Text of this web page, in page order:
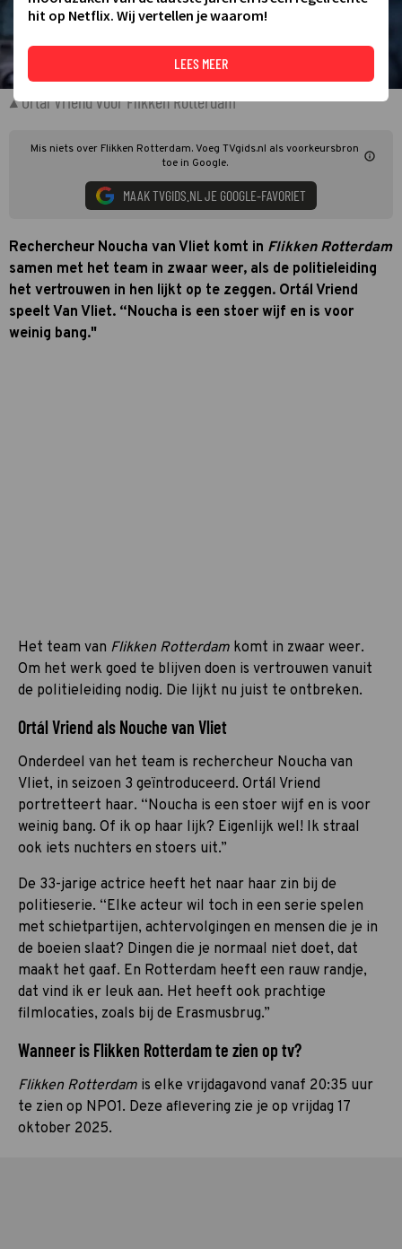
Ortál Vriend voor Flikken Rotterdam
Mis niets over Flikken Rotterdam. Voeg TVgids.nl als voorkeursbron
toe in Google.
MAAK TVGIDS.NL JE GOOGLE-FAVORIET
Rechercheur Noucha van Vliet komt in Flikken Rotterdam
samen met het team in zwaar weer, als de politieleiding
het vertrouwen in hen lijkt op te zeggen. Ortál Vriend
speelt Van Vliet. “Noucha is een stoer wijf en is voor
weinig bang."
Het team van Flikken Rotterdam komt in zwaar weer.
Om het werk goed te blijven doen is vertrouwen vanuit
de politieleiding nodig. Die lijkt nu juist te ontbreken.
Ortál Vriend als Nouche van Vliet
Onderdeel van het team is rechercheur Noucha van
Vliet, in seizoen 3 geïntroduceerd. Ortál Vriend
portretteert haar. “Noucha is een stoer wijf en is voor
weinig bang. Of ik op haar lijk? Eigenlijk wel! Ik straal
ook iets nuchters en stoers uit.”
De 33-jarige actrice heeft het naar haar zin bij de
politieserie. “Elke acteur wil toch in een serie spelen
met schietpartijen, achtervolgingen en mensen die je in
de boeien slaat? Dingen die je normaal niet doet, dat
maakt het gaaf. En Rotterdam heeft een rauw randje,
dat vind ik er leuk aan. Het heeft ook prachtige
filmlocaties, zoals bij de Erasmusbrug.”
Wanneer is Flikken Rotterdam te zien op tv?
Flikken Rotterdam is elke vrijdagavond vanaf 20:35 uur
te zien op NPO1. Deze aflevering zie je op vrijdag 17
oktober 2025.
hit op Netflix. Wij vertellen je waarom!
LEES MEER